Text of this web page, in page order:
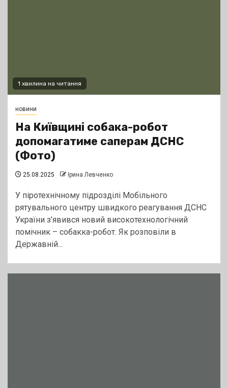
1 хвилина на читання
новини
На Київщині собака-робот
допомагатиме саперам ДСНС
(Фото)
25.08.2025 Ірина Левченко
У піротехнічному підрозділі Мобільного
рятувального центру швидкого реагування ДСНС
України з’явився новий високотехнологічний
помічник – собакка-робот. Як розповіли в
Державній...